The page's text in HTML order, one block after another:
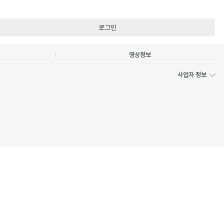
로그인
영상정보
사업자 정보